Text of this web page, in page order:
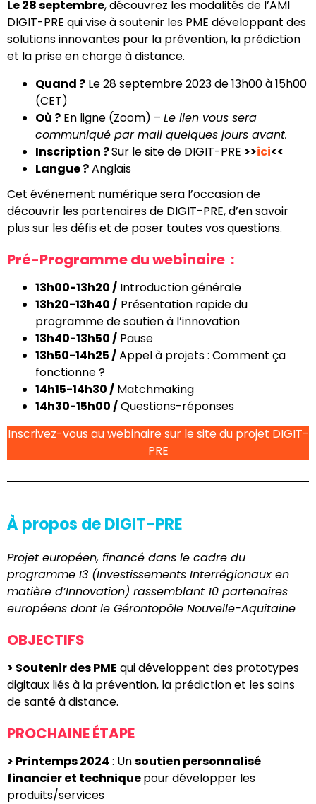
Le 28 septembre, découvrez les modalités de l’AMI
DIGIT-PRE qui vise à soutenir les PME développant des
solutions innovantes pour la prévention, la prédiction
et la prise en charge à distance.
Quand ? Le 28 septembre 2023 de 13h00 à 15h00
(CET)
Où ? En ligne (Zoom) – Le lien vous sera
communiqué par mail quelques jours avant.
Inscription ?Sur le site de DIGIT-PRE >>ici<<
Langue ?Anglais
Cet événement numérique sera l’occasion de
découvrir les partenaires de DIGIT-PRE, d’en savoir
plus sur les défis et de poser toutes vos questions.
Pré-Programme du webinaire :
13h00-13h20 / Introduction générale
13h20-13h40 / Présentation rapide du
programme de soutien à l’innovation
13h40-13h50 / Pause
13h50-14h25 /Appel à projets : Comment ça
fonctionne ?
14h15-14h30 / Matchmaking
14h30-15h00 /Questions-réponses
Inscrivez-vous au webinaire sur le site du projet DIGIT-
PRE
À propos de DIGIT-PRE
Projet européen, financé dans le cadre du
programme I3 (Investissements Interrégionaux en
matière d’Innovation) rassemblant 10 partenaires
européens dont le Gérontopôle Nouvelle-Aquitaine
OBJECTIFS
> Soutenir des PME qui développent des prototypes
digitaux liés à la prévention, la prédiction et les soins
de santé à distance.
PROCHAINE ÉTAPE
> Printemps 2024 : Unsoutien personnalisé
financier et techniquepour développer les
produits/services